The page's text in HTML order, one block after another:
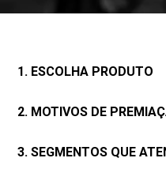
1. ESCOLHA PRODUTO
2. MOTIVOS DE
3. SEGMENTOS QUE